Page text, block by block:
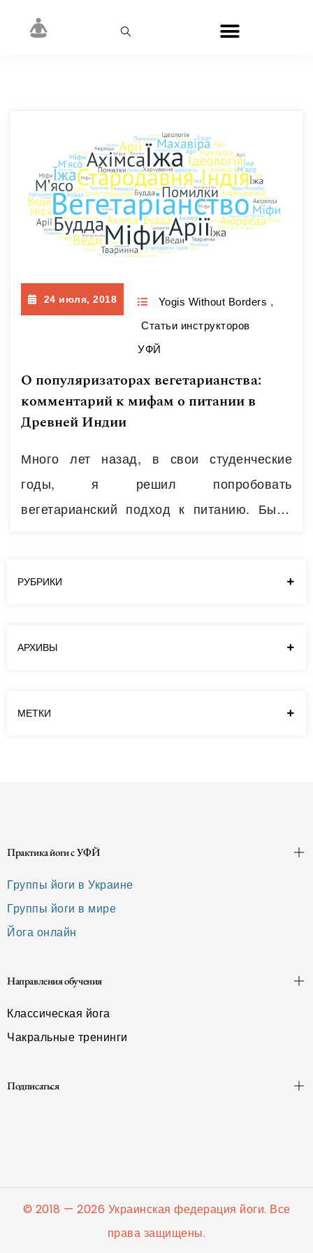
24 июля, 2018 Yogis Without Borders ,
Статьи инструкторов
УФЙ
О популяризаторах вегетарианства:
комментарий к мифам о питании в
Древней Индии
Много лет назад, в свои студенческие
годы, я решил попробовать
вегетарианский подход к питанию. Было
какие кризисы возможны. В этот
состоянием удалось выявить наиболее…
РУБРИКИ
АРХИВЫ
МЕТКИ
Практика йоги с УФЙ
Группы йоги в Украине
Группы йоги в мире
Йога онлайн
Направления обучения
Классическая йога
Чакральные тренинги
Подписаться
© 2018 — 2026 Украинская федерация йоги. Все
права защищены.